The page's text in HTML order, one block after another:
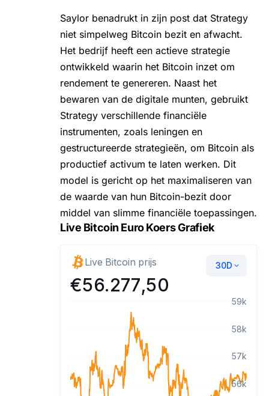
Saylor benadrukt in zijn post dat Strategy
niet simpelweg Bitcoin bezit en afwacht.
Het bedrijf heeft een actieve strategie
ontwikkeld waarin het Bitcoin inzet om
rendement te genereren. Naast het
bewaren van de digitale munten, gebruikt
Strategy verschillende financiële
instrumenten, zoals leningen en
gestructureerde strategieën, om Bitcoin als
productief activum te laten werken. Dit
model is gericht op het maximaliseren van
de waarde van hun Bitcoin-bezit door
middel van slimme financiële toepassingen.
Live Bitcoin Euro Koers Grafiek